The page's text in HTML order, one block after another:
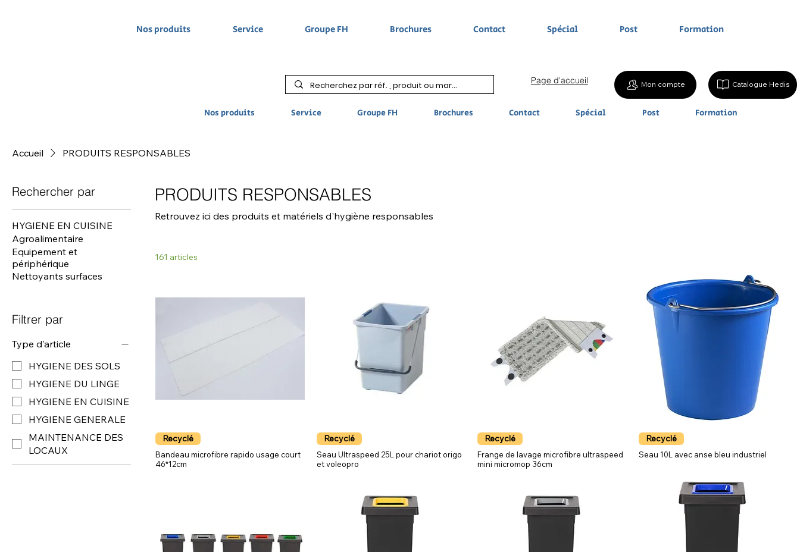
Page d'accueil Mon compte Catalogue Hedis
Nos produits Service Groupe FH Brochures Contact Spécial Post Formation
Nos produits Service Groupe FH Brochures Contact Spécial Post Formation
Accueil PRODUITS RESPONSABLES
Rechercher par
HYGIENE EN CUISINE
Agroalimentaire
Equipement et
périphérique
Nettoyants surfaces
Filtrer par
Type d'article
HYGIENE DES SOLS
HYGIENE DU LINGE
HYGIENE EN CUISINE
HYGIENE GENERALE
MAINTENANCE DES
LOCAUX
PRODUITS RESPONSABLES
Retrouvez ici des produits et matériels d'hygiène responsables
161 articles
Recyclé
Bandeau microfibre rapido usage court
46*12cm
Recyclé
Seau Ultraspeed 25L pour chariot origo
et voleopro
Recyclé
Frange de lavage microfibre ultraspeed
mini micromop 36cm
Recyclé
Seau 10L avec anse bleu industriel